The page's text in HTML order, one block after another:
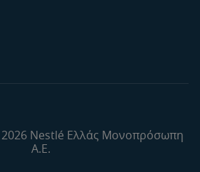
Nestlé Ελλάς Μονοπρόσωπη
Α.Ε.